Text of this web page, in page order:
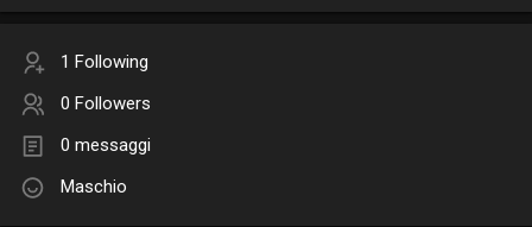
1 Following
0 Followers
0 messaggi
Maschio